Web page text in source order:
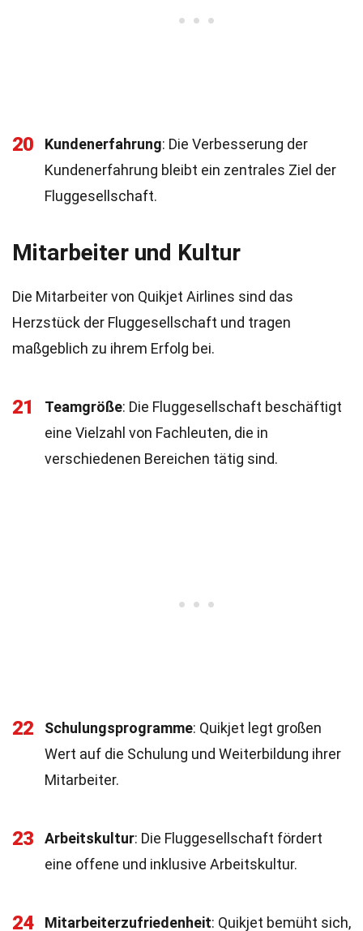
20 Kundenerfahrung: Die Verbesserung der
Kundenerfahrung bleibt ein zentrales Ziel der
Fluggesellschaft.
Mitarbeiter und Kultur
Die Mitarbeiter von Quikjet Airlines sind das
Herzstück der Fluggesellschaft und tragen
maßgeblich zu ihrem Erfolg bei.
21 Teamgröße: Die Fluggesellschaft beschäftigt
eine Vielzahl von Fachleuten, die in
verschiedenen Bereichen tätig sind.
22 Schulungsprogramme: Quikjet legt großen
Wert auf die Schulung und Weiterbildung ihrer
Mitarbeiter.
23 Arbeitskultur: Die Fluggesellschaft fördert
eine offene und inklusive Arbeitskultur.
24 Mitarbeiterzufriedenheit: Quikjet bemüht sich,